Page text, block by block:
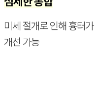
미세 절개로 인해 흉터
개선 가능